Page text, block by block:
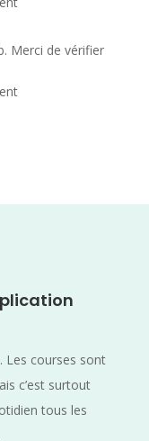
Merci de vérifier
Les courses sont
c’est surtout
tous les